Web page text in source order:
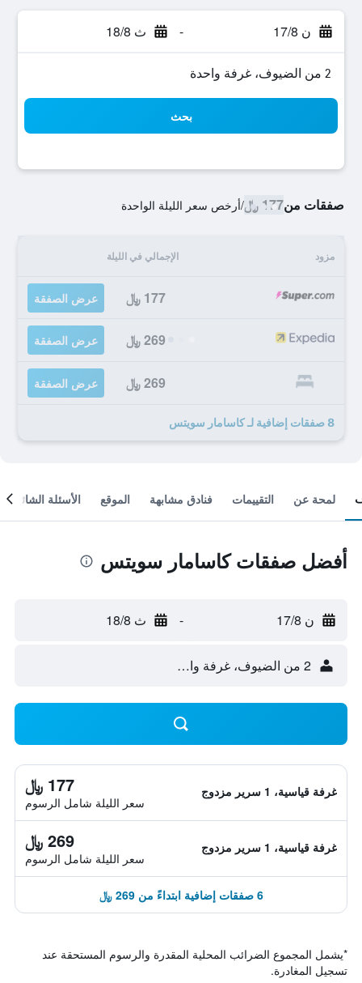
ن 17/8 - ث 18/8
2 من الضيوف، غرفة واحدة
بحث
صفقات من177 ﷼ /أرخص سعر الليلة الواحدة
مزود الإجمالي في الليلة
177 ﷼ عرض الصفقة
269 ﷼ عرض الصفقة
269 ﷼ عرض الصفقة
8 صفقات إضافية لـ كاسامار سويتس
لمحة عن التقييمات فنادق مشابهة الموقع الأسئلة الشائعة
أفضل صفقات كاسامار سويتس
ن 17/8 - ث 18/8
2 من الضيوف، غرفة واحدة
غرفة قياسية، 1 سرير مزدوج 177 ﷼
سعر الليلة شامل الرسوم
غرفة قياسية، 1 سرير مزدوج 269 ﷼
سعر الليلة شامل الرسوم
6 صفقات إضافية ابتداءً من 269 ﷼
*يشمل المجموع الضرائب المحلية المقدرة والرسوم المستحقة عند
تسجيل المغادرة.